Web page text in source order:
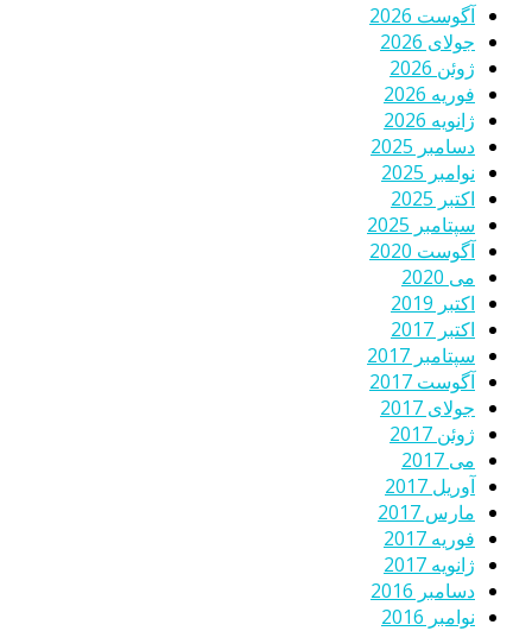
آگوست 2026
جولای 2026
ژوئن 2026
فوریه 2026
ژانویه 2026
دسامبر 2025
نوامبر 2025
اکتبر 2025
سپتامبر 2025
آگوست 2020
می 2020
اکتبر 2019
اکتبر 2017
سپتامبر 2017
آگوست 2017
جولای 2017
ژوئن 2017
می 2017
آوریل 2017
مارس 2017
فوریه 2017
ژانویه 2017
دسامبر 2016
نوامبر 2016